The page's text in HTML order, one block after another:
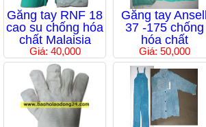
Găng tay RNF 18
cao su chống hóa
chất Malaisia
Giá: 40,000
Găng tay Ansell
37 -175 chống
hóa chất
Giá: 50,000